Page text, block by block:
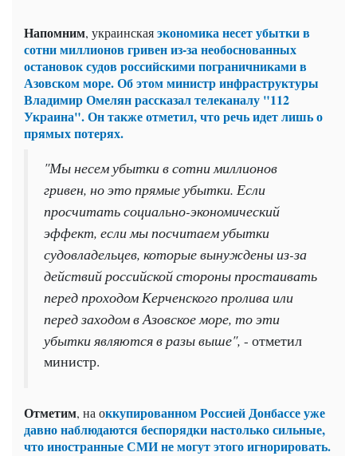
Напомним, украинскаяэкономика несет убытки в
сотни миллионов гривен из-за необоснованных
остановок судов российскими пограничниками в
Азовском море. Об этом министр инфраструктуры
Владимир Омелян рассказал телеканалу "112
Украина". Он также отметил, что речь идет лишь о
прямых потерях.
"Мы несем убытки в сотни миллионов
гривен, но это прямые убытки. Если
просчитать социально-экономический
эффект, если мы посчитаем убытки
судовладельцев, которые вынуждены из-за
действий российской стороны простаивать
перед проходом Керченского пролива или
перед заходом в Азовское море, то эти
убытки являются в разы выше", - отметил
министр.
Отметим, на оккупированном Россией Донбассе уже
давно наблюдаются беспорядки настолько сильные,
что иностранные СМИ не могут этого игнорировать.